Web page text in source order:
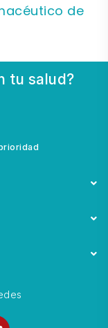
de
tu salud?